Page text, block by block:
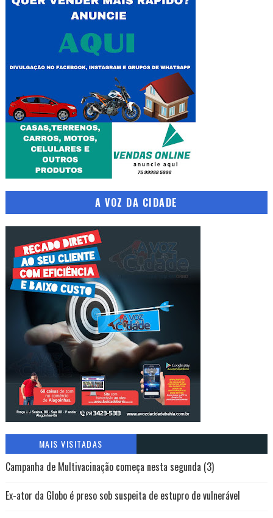
A VOZ DA CIDADE
MAIS VISITADAS
Campanha de Multivacinação começa nesta segunda (3)
Ex-ator da Globo é preso sob suspeita de estupro de vulnerável